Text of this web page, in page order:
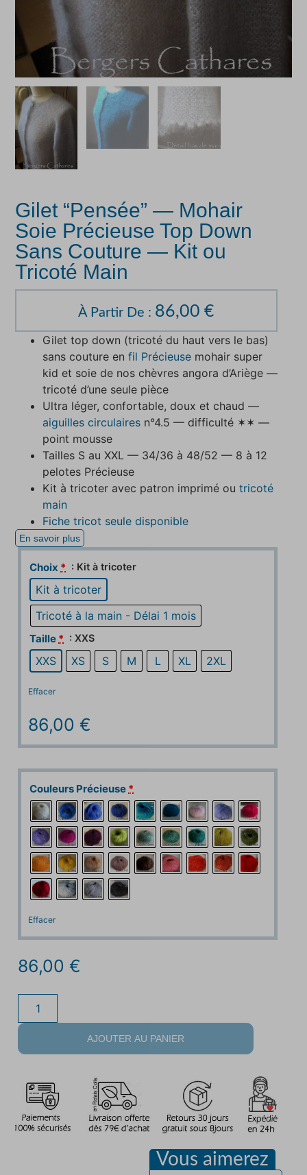
Gilet “Pensée” — Mohair
Soie Précieuse Top Down
Sans Couture — Kit ou
Tricoté Main
À Partir De : 86,00€
Gilet top down (tricoté du haut vers le bas)
sans couture enfil Précieuse mohair super
kid et soie de nos chèvres angora d’Ariège —
tricoté d’une seule pièce
Ultra léger, confortable, doux et chaud —
aiguilles circulaires n°4.5 — difficulté ✶✶ —
point mousse
Tailles S au XXL — 34/36 à 48/52 — 8 à 12
pelotes Précieuse
Kit à tricoter avec patron imprimé outricoté
main
Fiche tricot seule disponible
En savoir plus
Choix * : Kit à tricoter
Kit à tricoter
Tricoté à la main - Délai 1 mois
Taille * : XXS
XXS XS S M L XL 2XL
Effacer
86,00€
Couleurs Précieuse *
Effacer
86,00€
AJOUTER AU PANIER
Vous aimerez